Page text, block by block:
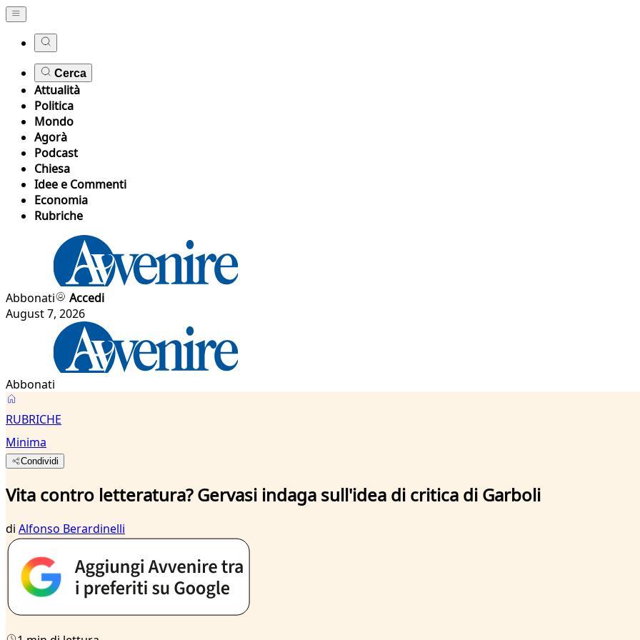
Cerca
Attualità
Politica
Mondo
Agorà
Podcast
Chiesa
Idee e Commenti
Economia
Rubriche
Abbonati
Accedi
August 7, 2026
Abbonati
RUBRICHE
Minima
Condividi
Vita contro letteratura? Gervasi indaga sull'idea di critica di Garboli
di Alfonso Berardinelli